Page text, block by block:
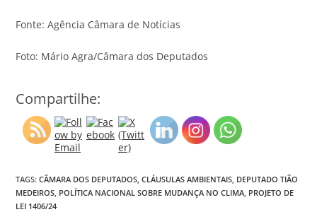
Fonte: Agência Câmara de Notícias
Foto: Mário Agra/Câmara dos Deputados
Compartilhe:
TAGS:CÂMARA DOS DEPUTADOS CLÁUSULAS AMBIENTAIS DEPUTADO TIÃO
MEDEIROS POLÍTICA NACIONAL SOBRE MUDANÇA NO CLIMA PROJETO DE
LEI 1406/24